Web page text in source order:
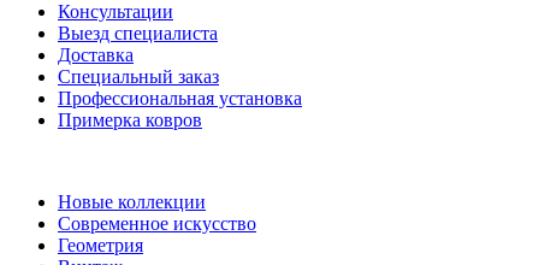
Консультации
Выезд специалиста
Доставка
Специальный заказ
Профессиональная установка
Примерка ковров
Новые коллекции
Современное искусство
Геометрия